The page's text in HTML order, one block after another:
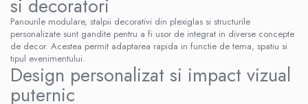
si decoratori
Panourile modulare, stalpii decorativi din plexiglas si structurile
personalizate sunt gandite pentru a fi usor de integrat in diverse concepte
de decor. Acestea permit adaptarea rapida in functie de tema, spatiu si
tipul evenimentului.
Design personalizat si impact vizual
puternic